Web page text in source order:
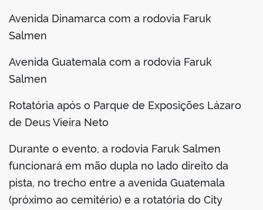
Avenida Dinamarca com a rodovia Faruk
Salmen
Avenida Guatemala com a rodovia Faruk
Salmen
Rotatória após o Parque de Exposições Lázaro
de Deus Vieira Neto
Durante o evento, a rodovia Faruk Salmen
funcionará em mão dupla no lado direito da
pista, no trecho entre a avenida Guatemala
(próximo ao cemitério) e a rotatória do City